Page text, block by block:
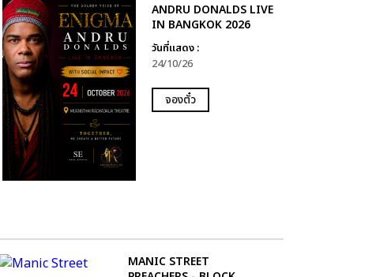
ANDRU DONALDS LIVE
IN BANGKOK 2026
วันที่แสดง :
24/10/26
จองตั๋ว
MANIC STREET